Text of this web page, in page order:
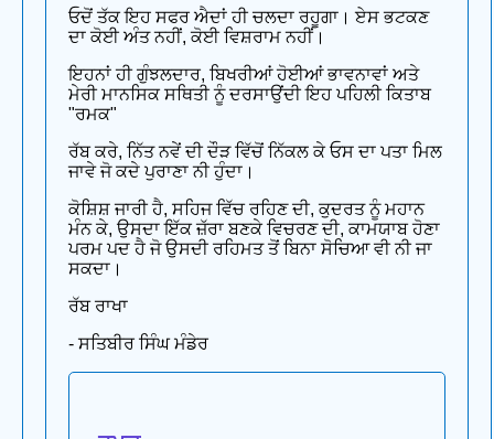
ਓਦੋਂ ਤੱਕ ਇਹ ਸਫਰ ਐਦਾਂ ਹੀ ਚਲਦਾ ਰਹੂਗਾ। ਏਸ ਭਟਕਣ
ਦਾ ਕੋਈ ਅੰਤ ਨਹੀਂ, ਕੋਈ ਵਿਸ਼ਰਾਮ ਨਹੀਂ।
ਇਹਨਾਂ ਹੀ ਗੁੰਝਲਦਾਰ, ਬਿਖਰੀਆਂ ਹੋਈਆਂ ਭਾਵਨਾਵਾਂ ਅਤੇ
ਮੇਰੀ ਮਾਨਸਿਕ ਸਥਿਤੀ ਨੂੰ ਦਰਸਾਉਂਦੀ ਇਹ ਪਹਿਲੀ ਕਿਤਾਬ
"ਰਮਕ"
ਰੱਬ ਕਰੇ, ਨਿੱਤ ਨਵੇਂ ਦੀ ਦੌੜ ਵਿੱਚੋਂ ਨਿੱਕਲ ਕੇ ਓਸ ਦਾ ਪਤਾ ਮਿਲ
ਜਾਵੇ ਜੋ ਕਦੇ ਪੁਰਾਣਾ ਨੀ ਹੁੰਦਾ।
ਕੋਸ਼ਿਸ਼ ਜਾਰੀ ਹੈ, ਸਹਿਜ ਵਿੱਚ ਰਹਿਣ ਦੀ, ਕੁਦਰਤ ਨੂੰ ਮਹਾਨ
ਮੰਨ ਕੇ, ਉਸਦਾ ਇੱਕ ਜ਼ੱਰਾ ਬਣਕੇ ਵਿਚਰਣ ਦੀ, ਕਾਮਯਾਬ ਹੋਣਾ
ਪਰਮ ਪਦ ਹੈ ਜੋ ਉਸਦੀ ਰਹਿਮਤ ਤੋਂ ਬਿਨਾ ਸੋਚਿਆ ਵੀ ਨੀ ਜਾ
ਸਕਦਾ।
ਰੱਬ ਰਾਖਾ
- ਸਤਿਬੀਰ ਸਿੰਘ ਮੰਡੇਰ